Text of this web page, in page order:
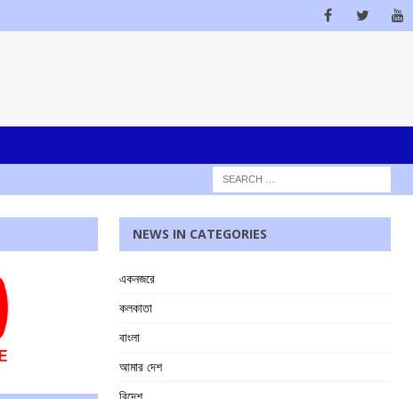
NEWS IN CATEGORIES
একনজরে
কলকাতা
বাংলা
আমার দেশ